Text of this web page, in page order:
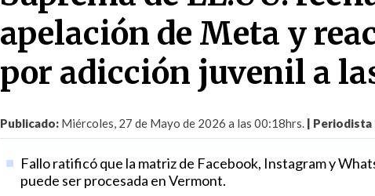
apelación de Meta y
por adicción juvenil a
Publicado: Miércoles, 27 de Mayo de 2026 a las 00:18hrs. |
Fallo ratificó que la matriz de Facebook, Instagram y
puede ser procesada en Vermont.